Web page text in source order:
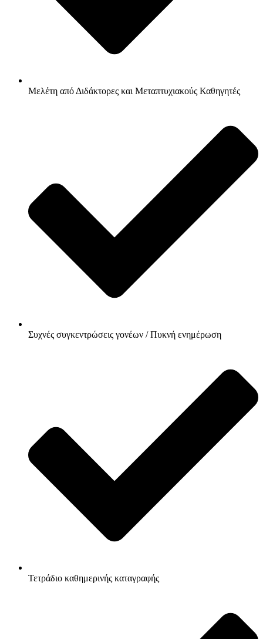
Μελέτη από Διδάκτορες και Μεταπτυχιακούς Καθηγητές
Συχνές συγκεντρώσεις γονέων / Πυκνή ενημέρωση
Τετράδιο καθημερινής καταγραφής